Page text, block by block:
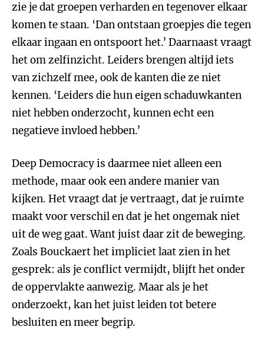
zie je dat groepen verharden en tegenover elkaar
komen te staan. ‘Dan ontstaan groepjes die tegen
elkaar ingaan en ontspoort het.’ Daarnaast vraagt
het om zelfinzicht. Leiders brengen altijd iets
van zichzelf mee, ook de kanten die ze niet
kennen. ‘Leiders die hun eigen schaduwkanten
niet hebben onderzocht, kunnen echt een
negatieve invloed hebben.’
Deep Democracy is daarmee niet alleen een
methode, maar ook een andere manier van
kijken. Het vraagt dat je vertraagt, dat je ruimte
maakt voor verschil en dat je het ongemak niet
uit de weg gaat. Want juist daar zit de beweging.
Zoals Bouckaert het impliciet laat zien in het
gesprek: als je conflict vermijdt, blijft het onder
de oppervlakte aanwezig. Maar als je het
onderzoekt, kan het juist leiden tot betere
besluiten en meer begrip.